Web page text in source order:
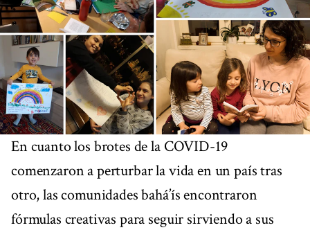
En cuanto los brotes de la COVID-19
comenzaron a perturbar la vida en un país tras
otro, las comunidades bahá’ís encontraron
fórmulas creativas para seguir sirviendo a sus